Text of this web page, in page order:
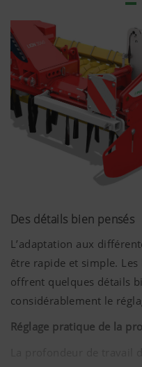
Pour les semoirs portés,
pour l'attelage sur une
Des détails bien pensés
L’adaptation aux
être rapide et simple. Les
offrent quelques détails
considérablement le
Réglage pratique de la